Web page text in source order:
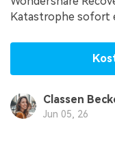
Katastrophe sofort
Classen
Jun 05, 26